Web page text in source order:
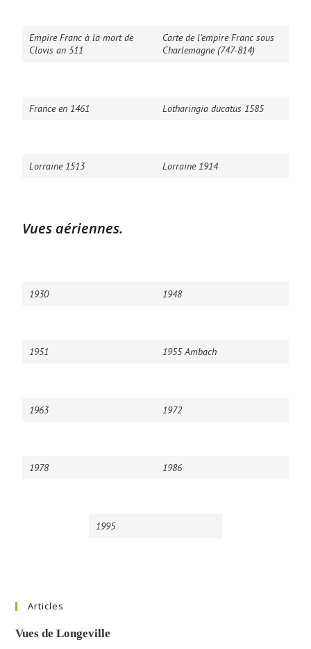
Empire Franc à la mort de
Clovis an 511
Carte de l’empire Franc sous
Charlemagne (747-814)
France en 1461 Lotharingia ducatus 1585
Lorraine 1513 Lorraine 1914
Vues aériennes.
1930 1948
1951 1955 Ambach
1963 1972
1978 1986
1995
Articles
Vues de Longeville